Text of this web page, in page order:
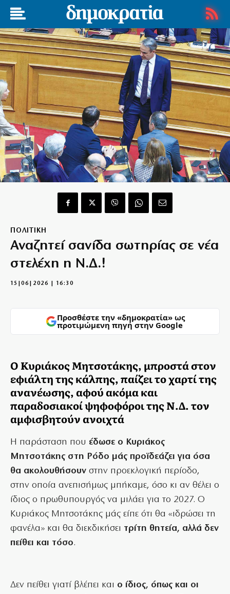
ΠΟΛΙΤΙΚΗ
Αναζητεί σανίδα σωτηρίας σε νέα
στελέχη η Ν.Δ.!
15|06|2026 | 16:30
Προσθέστε την «δημοκρατία» ως
προτιμώμενη πηγή στην Google
Ο Κυριάκος Μητσοτάκης, μπροστά στον
εφιάλτη της κάλπης, παίζει το χαρτί της
ανανέωσης, αφού ακόμα και
παραδοσιακοί ψηφοφόροι της Ν.Δ. τον
αμφισβητούν ανοιχτά
Η παράσταση που έδωσε ο Κυριάκος
Μητσοτάκης στη Ρόδο μάς προϊδεάζει για όσα
θα ακολουθήσουν στην προεκλογική περίοδο,
στην οποία ανεπισήμως μπήκαμε, όσο κι αν θέλει ο
ίδιος ο πρωθυπουργός να μιλάει για το 2027. Ο
Κυριάκος Μητσοτάκης μάς είπε ότι θα «ιδρώσει τη
φανέλα» και θα διεκδικήσει τρίτη θητεία, αλλά δεν
πείθει και τόσο.
Δεν πείθει γιατί βλέπει και ο ίδιος, όπως και οι